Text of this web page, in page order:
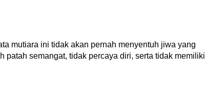
mutiara ini tidak akan pernah menyentuh jiwa yang
patah semangat, tidak percaya diri, serta tidak memiliki